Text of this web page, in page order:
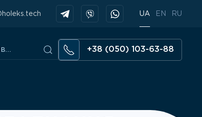
UA EN RU
+38 (050) 103-63-88